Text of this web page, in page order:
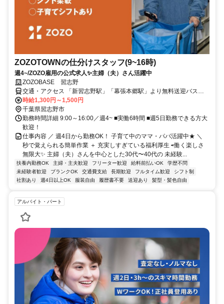
ZOZOTOWNの仕分けスタッフ(9~16時)
週4~/ZOZO雇用の公式求人✨️主婦（夫）さん活躍中
ZOZOBASE 習志野
交通・アクセス 「新習志野駅」「幕張本郷駅」より無料送迎バス運
行中
時給1,300円～1,500円
千葉県習志野市
勤務時間詳細 9:00～16:00／週4~ ■実働6時間 ■週5日勤務できる方大
歓迎！
仕事内容 ／ 週4日から勤務OK！ 子育て中のママ・パパ活躍中★ ＼
秒で覚えられる簡単作業 ＋ 充実しすぎている福利厚生 ⇨働く楽しさ
無限大✨️ 主婦（夫）さんを中心とした30代〜40代の 未経験...
扶養内勤務OK 主婦・主夫歓迎 フリーター歓迎 給料前払いOK
学歴不問
未経験者歓迎
ブランクOK 交通費支給 長期歓迎 フルタイム歓迎
シフト制
社割あり
週4日以上OK 服装自由 履歴書不要 送迎あり 髪型・髪色自由
アルバイト・パート